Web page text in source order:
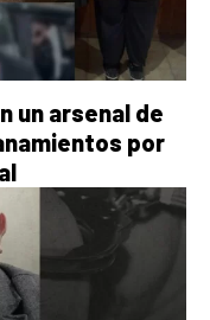
un arsenal de
por